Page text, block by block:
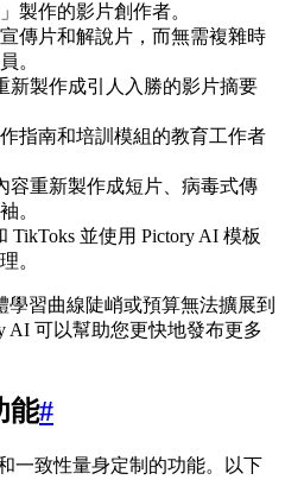
製作的影片創作者。
傳片和解說片，而無需複雜時
。
新製作成引人入勝的影片摘要
指南和培訓模組的教育工作者
容重新製作成短片、病毒式傳
。
TikToks 並使用 Pictory AI 模板
。
習曲線陡峭或預算無法擴展到
AI 可以幫助您更快地發布更多
能#
一致性量身定制的功能。以下